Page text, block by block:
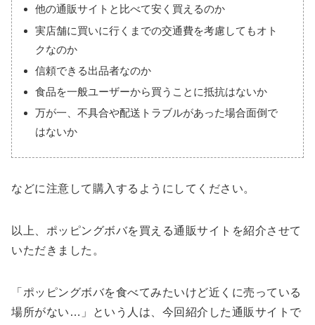
他の通販サイトと比べて安く買えるのか
実店舗に買いに行くまでの交通費を考慮してもオト
クなのか
信頼できる出品者なのか
食品を一般ユーザーから買うことに抵抗はないか
万が一、不具合や配送トラブルがあった場合面倒で
はないか
などに注意して購入するようにしてください。
以上、ポッピングボバを買える通販サイトを紹介させて
いただきました。
「ポッピングボバを食べてみたいけど近くに売っている
場所がない…」という人は、今回紹介した通販サイトで